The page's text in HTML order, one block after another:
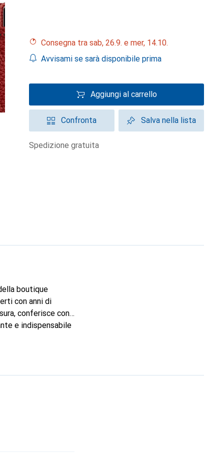
Consegna tra sab, 26.9. e mer, 14.10.
Avvisami se sarà disponibile prima
Aggiungi al carrello
Confronta Salva nella lista
spedizione gratuita
boutique
con anni di
conferisce con
e indispensabile